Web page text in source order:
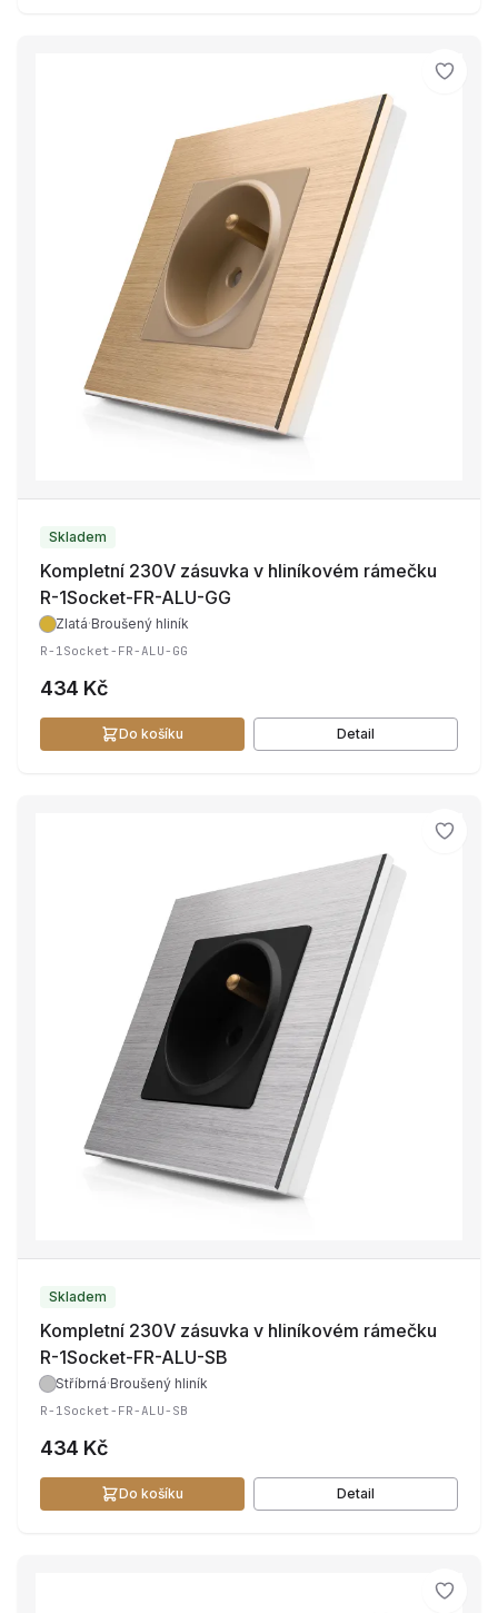
Skladem
Kompletní 230V zásuvka v hliníkovém rámečku
R-1Socket-FR-ALU-GG
Zlatá·Broušený hliník
R-1Socket-FR-ALU-GG
434 Kč
Do košíku Detail
Skladem
Kompletní 230V zásuvka v hliníkovém rámečku
R-1Socket-FR-ALU-SB
Stříbrná·Broušený hliník
R-1Socket-FR-ALU-SB
434 Kč
Do košíku Detail